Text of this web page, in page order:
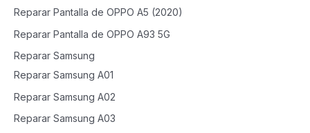
Reparar Pantalla de OPPO A5 (2020)
Reparar Pantalla de OPPO A93 5G
Reparar Samsung
Reparar Samsung A01
Reparar Samsung A02
Reparar Samsung A03